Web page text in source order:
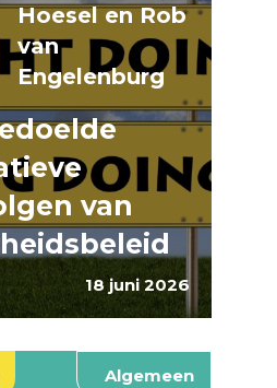
18 juni 2026
Hoesel en Rob
van
Engelenburg
van
Algemeen